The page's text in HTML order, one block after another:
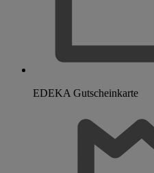
EDEKA Gutscheinkarte